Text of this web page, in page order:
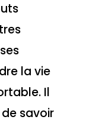
la vie
Il
savoir